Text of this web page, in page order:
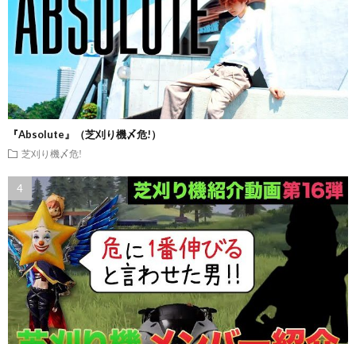
『Absolute』（芝刈り機〆危!）
芝刈り機〆危!